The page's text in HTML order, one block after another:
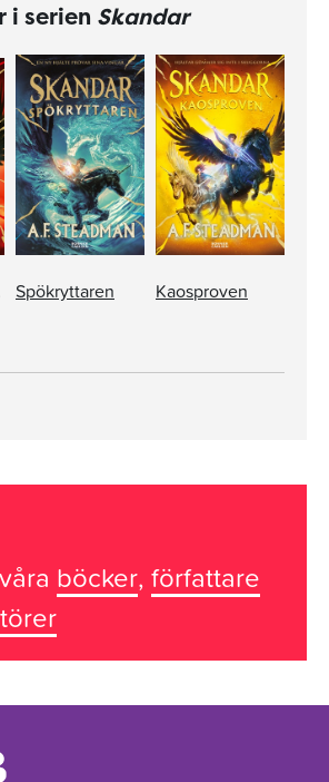
i serien Skandar
Spökryttaren Kaosproven
böcker, författare